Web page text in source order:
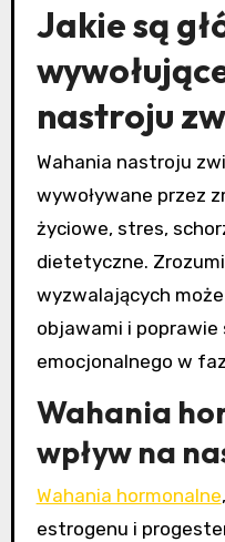
Jakie są
nastroju
Wahania nastroju
wywoływane przez
życiowe, stres,
dietetyczne.
wyzwalających
objawami i poprawie
emocjonalnego w
Wahania
wpływ na
Wahania hormonalne
estrogenu i